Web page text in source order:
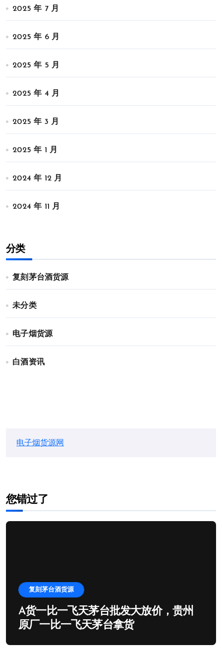
2025 年 7 月
2025 年 6 月
2025 年 5 月
2025 年 4 月
2025 年 3 月
2025 年 1 月
2024 年 12 月
2024 年 11 月
分类
复刻茅台酒货源
未分类
电子烟货源
白酒资讯
电子烟货源网
您错过了
复刻茅台酒货源
A货一比一飞天茅台批发大放价，贵州
原厂一比一飞天茅台拿货